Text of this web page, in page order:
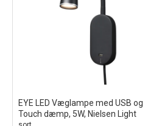
EYE LED Væglampe med USB og
Touch dæmp, 5W, Nielsen Light